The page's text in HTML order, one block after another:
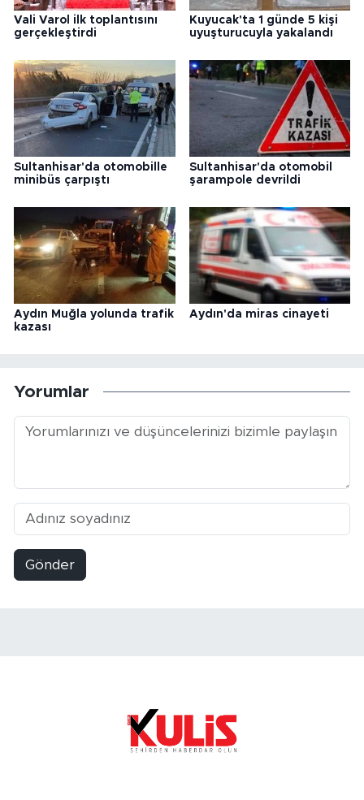
Vali Varol ilk toplantısını
gerçekleştirdi
Kuyucak'ta 1 günde 5 kişi
uyuşturucuyla yakalandı
Sultanhisar'da otomobille
minibüs çarpıştı
Sultanhisar'da otomobil
şarampole devrildi
Aydın Muğla yolunda trafik
kazası
Aydın'da miras cinayeti
Yorumlar
Gönder